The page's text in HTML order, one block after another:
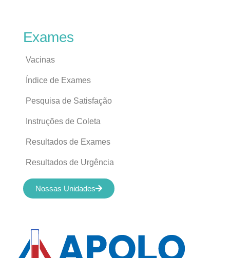
Exames
Vacinas
Índice de Exames
Pesquisa de Satisfação
Instruções de Coleta
Resultados de Exames
Resultados de Urgência
Nossas Unidades